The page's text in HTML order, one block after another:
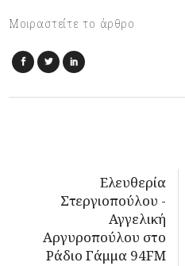
Μοιραστείτε το άρθρο
Ελευθερία
Στεργιοπούλου -
Αγγελική
Αργυροπούλου στο
Ράδιο Γάμμα 94FM